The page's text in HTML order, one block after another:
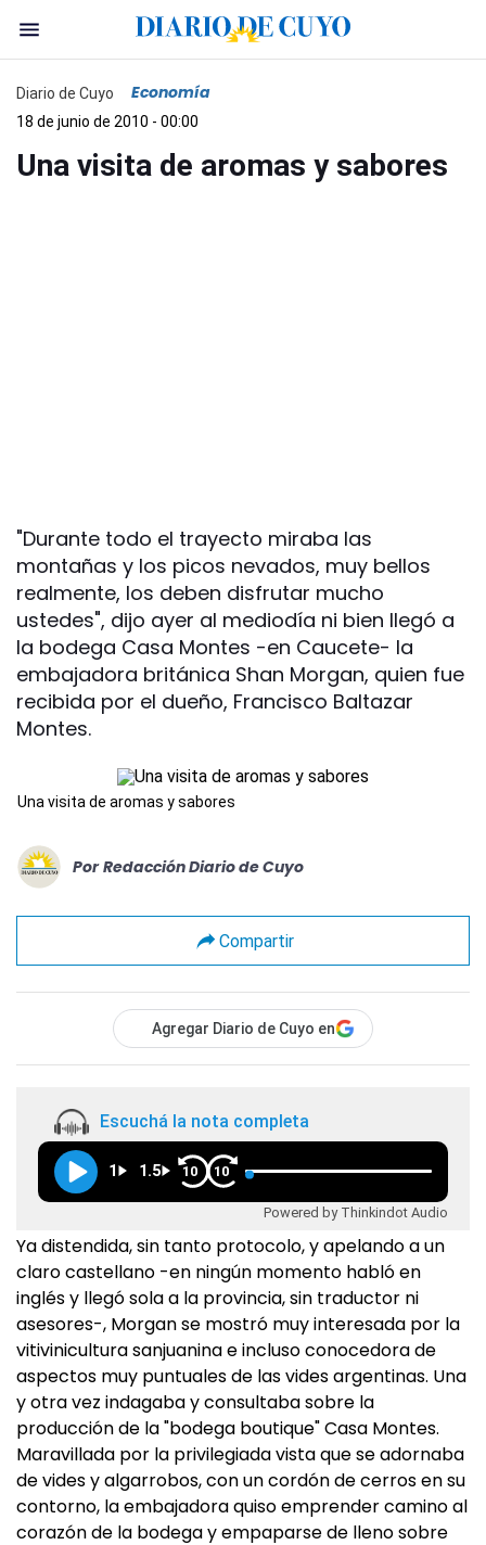
Diario de Cuyo Economía
18 de junio de 2010 - 00:00
Una visita de aromas y sabores
"Durante todo el trayecto miraba las
montañas y los picos nevados, muy bellos
realmente, los deben disfrutar mucho
ustedes", dijo ayer al mediodía ni bien llegó a
la bodega Casa Montes -en Caucete- la
embajadora británica Shan Morgan, quien fue
recibida por el dueño, Francisco Baltazar
Montes.
Una visita de aromas y sabores
Por Redacción Diario de Cuyo
Compartir
Agregar Diario de Cuyo en
Escuchá la nota completa
1 1.5 10 10
Powered by Thinkindot Audio
Ya distendida, sin tanto protocolo, y apelando a un
claro castellano -en ningún momento habló en
inglés y llegó sola a la provincia, sin traductor ni
asesores-, Morgan se mostró muy interesada por la
vitivinicultura sanjuanina e incluso conocedora de
aspectos muy puntuales de las vides argentinas. Una
y otra vez indagaba y consultaba sobre la
producción de la "bodega boutique" Casa Montes.
Maravillada por la privilegiada vista que se adornaba
de vides y algarrobos, con un cordón de cerros en su
contorno, la embajadora quiso emprender camino al
corazón de la bodega y empaparse de lleno sobre